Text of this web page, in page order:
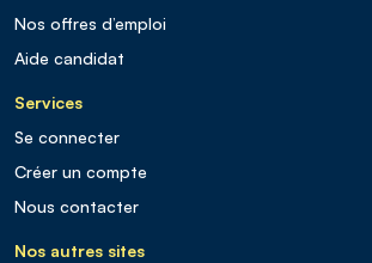
Nos offres d’emploi
Aide candidat
Services
Se connecter
Créer un compte
Nous contacter
Nos autres sites